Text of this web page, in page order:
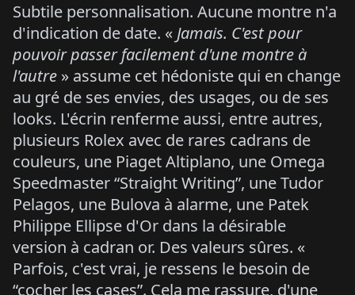
Subtile personnalisation. Aucune montre n'a
d'indication de date. « Jamais. C'est pour
pouvoir passer facilement d'une montre à
l'autre » assume cet hédoniste qui en change
au gré de ses envies, des usages, ou de ses
looks. L'écrin renferme aussi, entre autres,
plusieurs Rolex avec de rares cadrans de
couleurs, une Piaget Altiplano, une Omega
Speedmaster “Straight Writing”, une Tudor
Pelagos, une Bulova à alarme, une Patek
Philippe Ellipse d'Or dans la désirable
version à cadran or. Des valeurs sûres. «
Parfois, c'est vrai, je ressens le besoin de
“cocher les cases”. Cela me rassure, d'une